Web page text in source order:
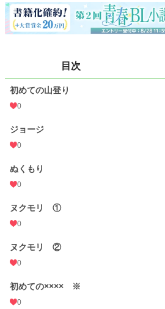
まさかの夢だった！？
一度会ったきり連絡先も交換せずに別れた讓治
二人の関係は如何に！
／１８Ｒ描写にはタイトルに※を付けます。基
筆者の趣味によりエロ主体で進みますので、苦
小説
BL
お気に入り 49
24h.ポイント
文字数 35,248
初回公開日時
目次
初めての山登り
0
ジョージ
0
ぬくもり
0
ヌクモリ ①
0
ヌクモリ ②
0
初めての×××× ※
0